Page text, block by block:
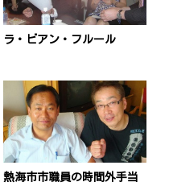
ラ・ビアン・フルール
熱海市市職員の時間外手当